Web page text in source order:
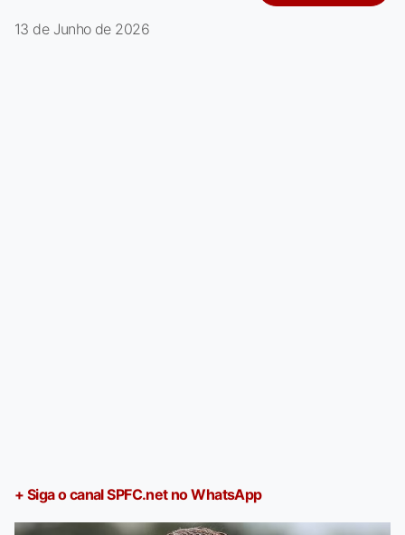
13 de Junho de 2026
+ Siga o canal SPFC.net no WhatsApp